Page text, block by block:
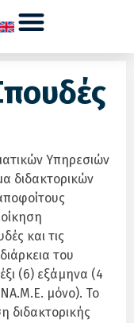
Υπηρεσιών
διδακτορικών
και τις
του
(6) εξάμηνα (4
μόνο). Το
διδακτορικής